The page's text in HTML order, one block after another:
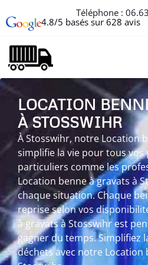
Téléphone :
4.8/5 basés sur 628 avis
LOCATION
À STOSSWIHR
À Stosswihr, notre Location
simplifie la vie pour tous vos
particuliers comme les
Location benne à gravats à
chaque situation. Chaque
reprise selon vos
à gravats à Stosswihr est
gagner du temps. Simplifiez
déchets avec notre Location